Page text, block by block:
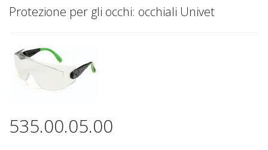
Protezione per gli occhi: occhiali Univet
535.00.05.00